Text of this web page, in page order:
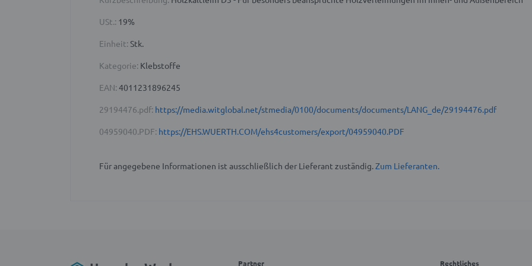
USt.: 19%
Einheit: Stk.
Kategorie: Klebstoffe
EAN: 4011231896245
29194476.pdf: https://media.witglobal.net/stmedia/0100/documents/documents/LANG_de/29194476.pdf
04959040.PDF: https://EHS.WUERTH.COM/ehs4customers/export/04959040.PDF
Für angegebene Informationen ist ausschließlich der Lieferant zuständig.Zum Lieferanten.
Partner Rechtliches